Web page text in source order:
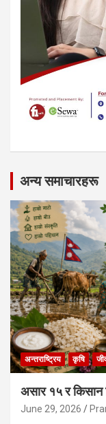
अन्य समाचारहरू
अन्तराष्ट्रिय कृषि
असार १५ र किसान
June 29, 2026